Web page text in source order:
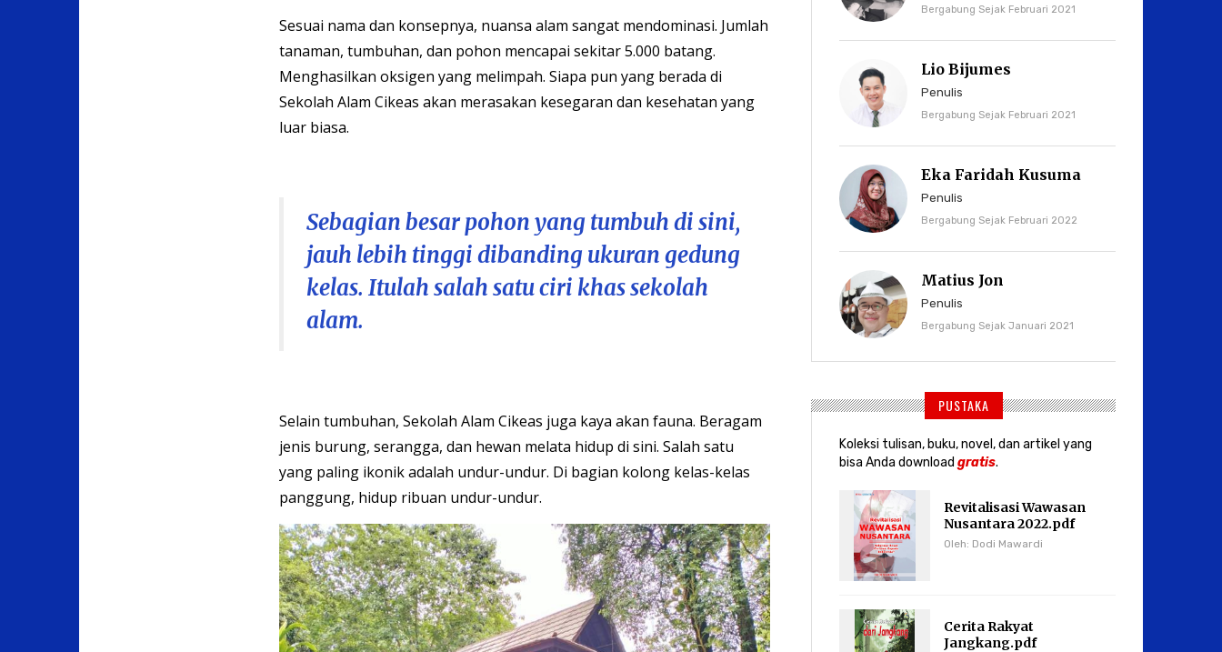
Sesuai nama dan konsepnya, nuansa alam sangat mendominasi. Jumlah
tanaman, tumbuhan, dan pohon mencapai sekitar 5.000 batang.
Menghasilkan oksigen yang melimpah. Siapa pun yang berada di
Sekolah Alam Cikeas akan merasakan kesegaran dan kesehatan yang
luar biasa.
Sebagian besar pohon yang tumbuh di sini,
jauh lebih tinggi dibanding ukuran gedung
kelas. Itulah salah satu ciri khas sekolah
alam.
Selain tumbuhan, Sekolah Alam Cikeas juga kaya akan fauna. Beragam
jenis burung, serangga, dan hewan melata hidup di sini. Salah satu
yang paling ikonik adalah undur-undur. Di bagian kolong kelas-kelas
panggung, hidup ribuan undur-undur.
Bergabung Sejak Februari 2021
Lio Bijumes
Penulis
Bergabung Sejak Februari 2021
Eka Faridah Kusuma
Penulis
Bergabung Sejak Februari 2022
Matius Jon
Penulis
Bergabung Sejak Januari 2021
PUSTAKA
Koleksi tulisan, buku, novel, dan artikel yang
bisa Anda download gratis.
Revitalisasi Wawasan
Nusantara 2022.pdf
Oleh: Dodi Mawardi
Cerita Rakyat
Jangkang.pdf